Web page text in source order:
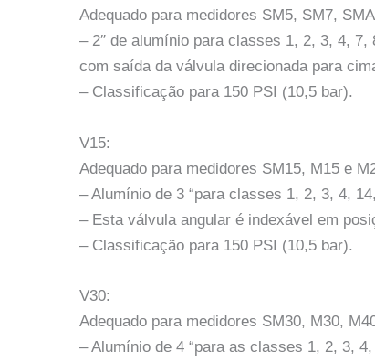
Adequado para medidores SM5, SM7,
– 2″ de alumínio para classes 1, 2, 3, 4,
com saída da válvula direcionada para
– Classificação para 150 PSI (10,5 bar).
V15:
Adequado para medidores SM15, M15 e
– Alumínio de 3 “para classes 1, 2, 3, 4,
– Esta válvula angular é indexável em
– Classificação para 150 PSI (10,5 bar).
V30:
Adequado para medidores SM30, M30,
– Alumínio de 4 “para as classes 1, 2, 3,